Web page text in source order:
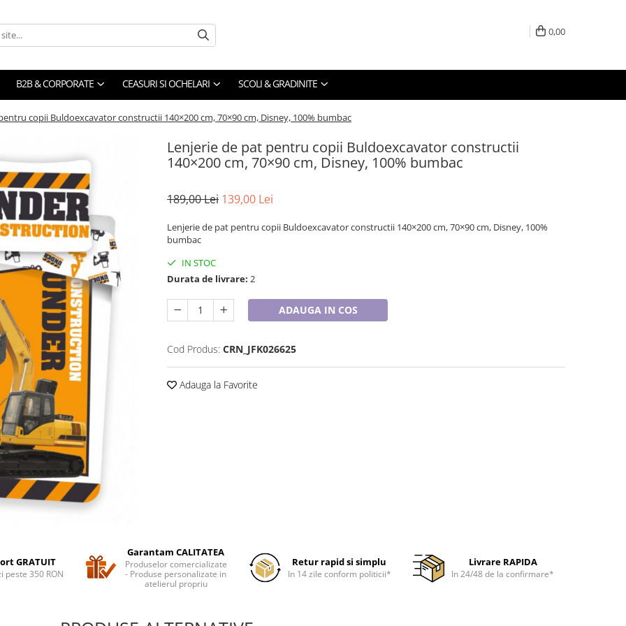
0,00
B2B & CORPORATE CEASURI SI OCHELARI SCOLI & GRADINITE
copii Buldoexcavator constructii 140×200 cm, 70×90 cm, Disney, 100% bumbac
Lenjerie de pat pentru copii Buldoexcavator constructii
140×200 cm, 70×90 cm, Disney, 100% bumbac
189,00 Lei 139,00 Lei
Lenjerie de pat pentru copii Buldoexcavator constructii 140×200 cm, 70×90 cm, Disney, 100%
bumbac
IN STOC
Durata de livrare: 2
ADAUGA IN COS
Cod Produs: CRN_JFK026625
Adauga la Favorite
GRATUIT
peste 350 RON
Garantam CALITATEA
Produselor comercializate
- Produse personalizate in
atelierul propriu
Retur rapid si simplu
In 14 zile conform politicii*
Livrare RAPIDA
In 24/48 de la confirmare*